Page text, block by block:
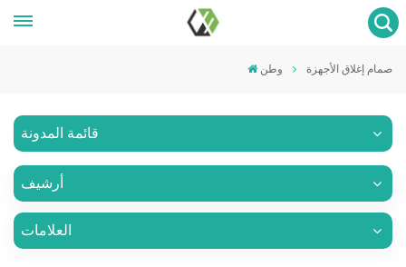
وطن صمام إغلاق الأجهزة
قائمة المدونة
أرشيف
العلامات